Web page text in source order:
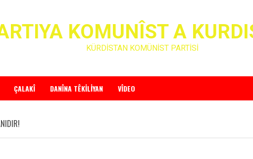
KOMUNÎST A
KÜRDİSTAN KOMÜNİST PARTİSİ
ÇALAKÎ DANÎNA TÊKILIYAN VÎDEO